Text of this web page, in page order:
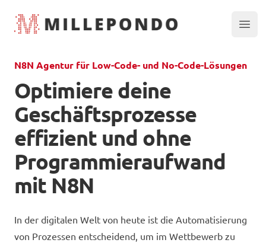
millepondo
N8N Agentur für Low-Code- und No-Code-Lösungen
Optimiere deine
Geschäftsprozesse
effizient und ohne
Programmieraufwand
mit N8N
In der digitalen Welt von heute ist die Automatisierung
von Prozessen entscheidend, um im Wettbewerb zu